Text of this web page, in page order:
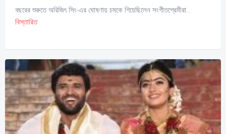
বছরের শুরুতে অরিজিৎ সিং-এর ঘোষণায় চমকে গিয়েছিলেন সংগীতপ্রেমীরা...
বিস্তারিত